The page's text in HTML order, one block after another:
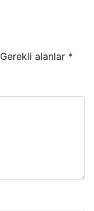
Gerekli alanlar *